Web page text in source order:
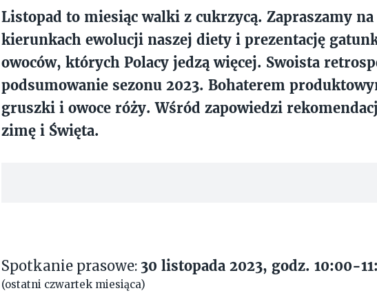
Listopad to miesiąc walki z cukrzycą. Zapraszamy na
kierunkach ewolucji naszej diety i prezentację
owoców, których Polacy jedzą więcej. Swoista
podsumowanie sezonu 2023. Bohaterem
gruszki i owoce róży.Wśród zapowiedzi
zimę i Święta.
Spotkanie prasowe: 30 listopada 2023, godz. 10:00-
(ostatni czwartek miesiąca)